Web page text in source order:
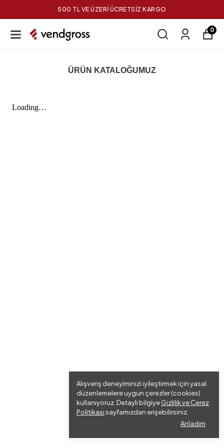
500 TL VE ÜZERİ ÜCRETSİZ KARGO
0
Alışveriş deneyiminizi iyileştirmek için yasal
düzenlemelere uygun çerezler (cookies)
kullanıyoruz. Detaylı bilgiyeGizlilik ve Çerez
Politikasısayfamızdan erişebilirsiniz.
Anladım
ÜRÜN KATALOĞUMUZ